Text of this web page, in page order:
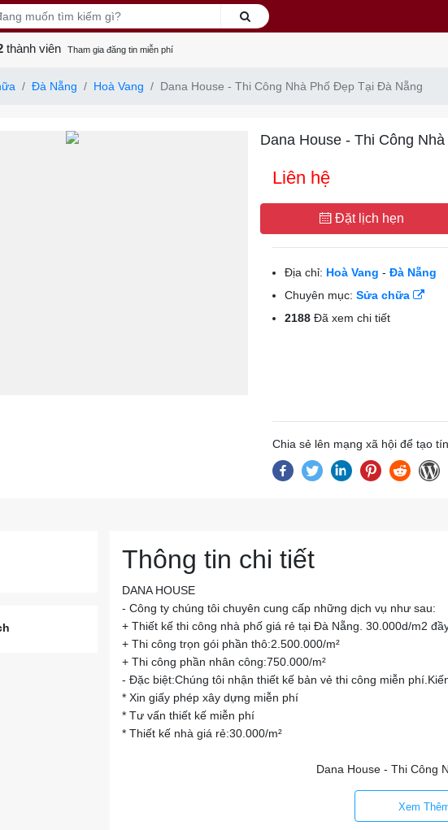
thành viên Tham gia đăng tin miễn phí
Đà Nẵng Hoà Vang Dana House - Thi Công Nhà Phố Đẹp Tại Đà Nẵng
Dana House - Thi Công
Liên hệ
Đặt lịch hẹn
Địa chỉ: Hoà Vang - Đà Nẵng
Chuyên mục: Sửa chữa
2188Đã xem chi tiết
Chia sẻ lên mạng xã hội để tạo
Thông tin chi tiết
DANA HOUSE
- Công ty chúng tôi chuyên cung cấp những dịch vụ như sau:
+ Thiết kế thi công nhà phố giá rẻ tại Đà Nẵng. 30.000d/m2
+ Thi công trọn gói phần thô:2.500.000/m²
+ Thi công phần nhân công:750.000/m²
- Đặc biệt:Chúng tôi nhận thiết kế bản vẻ thi công miễn
* Xin giấy phép xây dựng miễn phí
* Tư vấn thiết kế miễn phí
* Thiết kế nhà giá rẻ:30.000/m²
Dana House - Thi Công
Xem